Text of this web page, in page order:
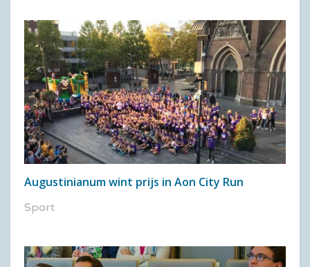
Augustinianum wint prijs in Aon City Run
Sport